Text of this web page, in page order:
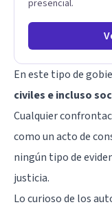
presencial.
En este tipo de
civiles e incluso
Cualquier
como un acto de
ningún tipo de
justicia.
Lo curioso de los